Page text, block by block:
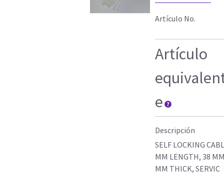
Artículo No.
Artículo
e
Descripción
SELF LOCKING
MM LENGTH, 38
MM THICK, SERVIC